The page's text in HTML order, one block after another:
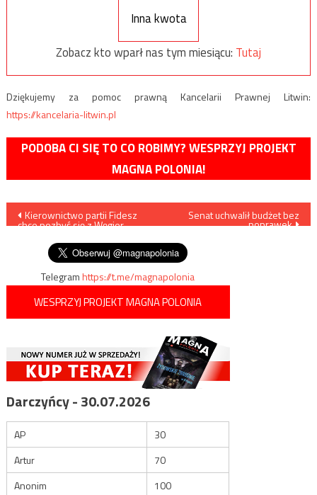
Inna kwota
Zobacz kto wparł nas tym miesiącu: Tutaj
Dziękujemy za pomoc prawną Kancelarii Prawnej Litwin:
https://kancelaria-litwin.pl
PODOBA CI SIĘ TO CO ROBIMY? WESPRZYJ PROJEKT
MAGNA POLONIA!
Nawigacja
wpisu
Kierownictwo partii Fidesz
chce pozbyć się z Węgier
Senat uchwalił budżet bez
poprawek
Telegramhttps://t.me/magnapolonia
WESPRZYJ PROJEKT MAGNA POLONIA
Darczyńcy - 30.07.2026
AP
30
Artur
70
Anonim
100